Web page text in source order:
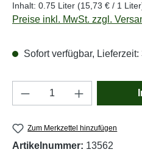
Inhalt: 0.75 Liter (15,73 € / 1
Preise inkl. MwSt. zzgl.
Sofort verfügbar, Lieferzeit:
Produkt Anzahl: Gib
Zum Merkzettel hinzufügen
Artikelnummer: 13562